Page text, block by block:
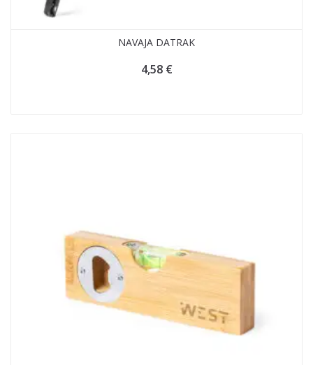
NAVAJA DATRAK
4,58 €